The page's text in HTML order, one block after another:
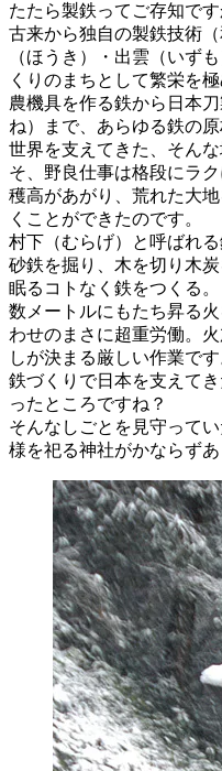
たたら製鉄ってご存知です
古来から独自の製鉄技術
（ほうき）・出雲（いず
くりのまちとして繁栄を
農機具を作る鉄から日本
ね）まで、あらゆる鉄の
世界を支えてきた、そん
そ、野良仕事は格段にラ
穫高があがり、荒れた大
くことができたのです。
村下（むらげ）と呼ばれ
砂鉄を掘り、木を切り木
眠るコトなく鉄をつくる。
数メートルにもたち昇る
わせのまさに超重労働。
しが決まる厳しい作業です
鉄づくりで日本を支えて
ったところですね？
そんなしごとを見守って
様を祀る神社がかならずあ